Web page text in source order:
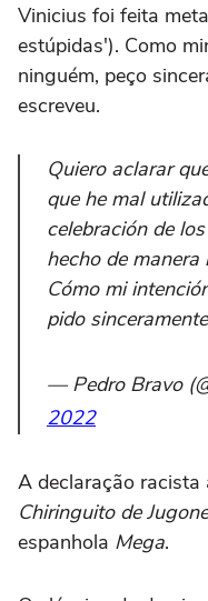
Vinicius foi feita
estúpidas'). Como
ninguém, peço
escreveu.
Quiero aclarar
que he mal
celebración de
hecho de
Cómo mi
pido
— Pedro Bravo
2022
A declaração racista
Chiringuito de
espanhola Mega.